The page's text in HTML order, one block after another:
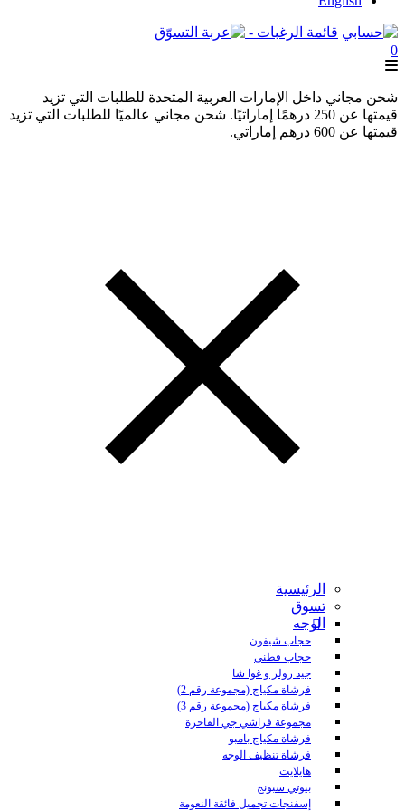
قائمة الرغبات -
0
شحن مجاني داخل الإمارات العربية المتحدة للطلبات التي تزيد
قيمتها عن 250 درهمًا إماراتيًا. شحن مجاني عالميًا للطلبات التي تزيد
قيمتها عن 600 درهم إماراتي.
الرئيسية
تسوق
الوجه
حجاب شيفون
حجاب قطني
جيد رولر و غوا شا
فرشاة مكياج (مجموعة رقم 2)
فرشاة مكياج (مجموعة رقم 3)
مجموعة فراشي جي الفاخرة
فرشاة مكياج بامبو
فرشاة تنظيف الوجه
هايلايت
بيوتي سبونج
إسفنجات تجميل فائقة النعومة